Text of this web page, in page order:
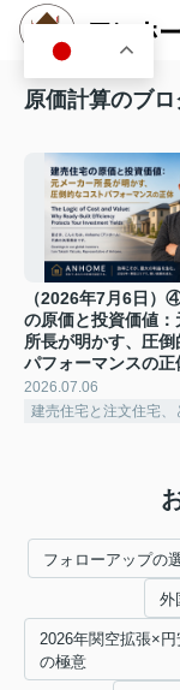
原価計算のブ
（2026年7月6日）
の原価と投資価値：
所長が明かす、圧倒
パフォーマンスの正
2026.07.06
建売住宅と注文住宅、
フォローアップの
外
2026年関空拡張×
の極意